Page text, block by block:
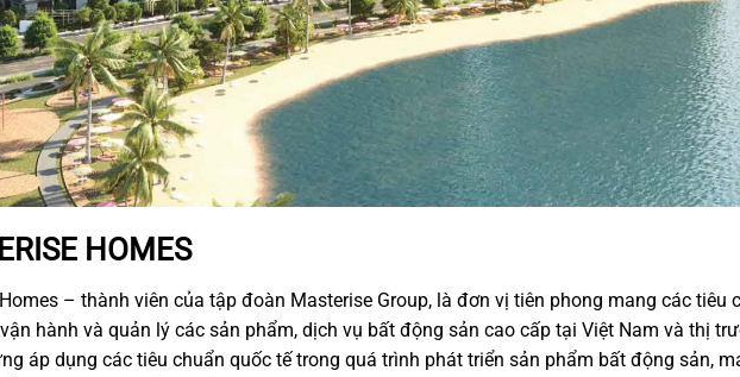
HOMES
– thành viên của tập đoàn Masterise Group, là đơn vị tiên phong mang các tiêu
hành và quản lý các sản phẩm, dịch vụ bất động sản cao cấp tại Việt Nam và thị
áp dụng các tiêu chuẩn quốc tế trong quá trình phát triển sản phẩm bất động sản,